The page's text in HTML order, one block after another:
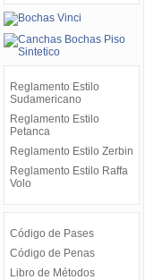
Reglamento Estilo
Sudamericano
Reglamento Estilo
Petanca
Reglamento Estilo Zerbin
Reglamento Estilo Raffa
Volo
Código de Pases
Código de Penas
Libro de Métodos